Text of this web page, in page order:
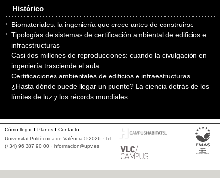
Histórico
Biomateriales: la ingeniería que crece antes de construirse
Tipologías de sistemas de certificación ambiental de edificios e
infraestructuras
Casi dos millones de reproducciones: cuando la divulgación en
ingeniería trasciende el aula
Certificaciones ambientales de edificios e infraestructuras
¿Hasta dónde puede llegar un puente? La ciencia detrás de los
límites de luz y los récords mundiales
Cómo llegar Planos
Contacto
Universitat Politècnica de València © 2026 · Tel.
(+34) 96 387 90 00 · informacion@upv.es